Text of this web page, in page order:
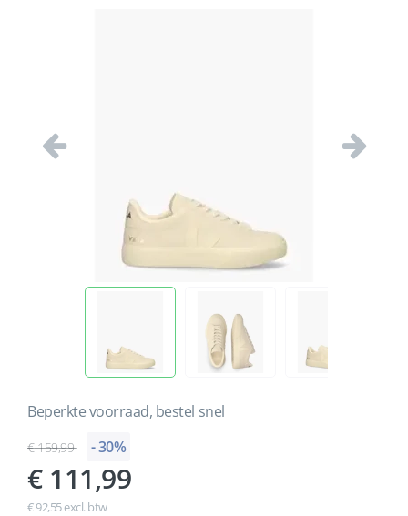
Vorige
Beperkte voorraad, bestel snel
159,99 - 30%
111,99
€ 92,55 excl. btw